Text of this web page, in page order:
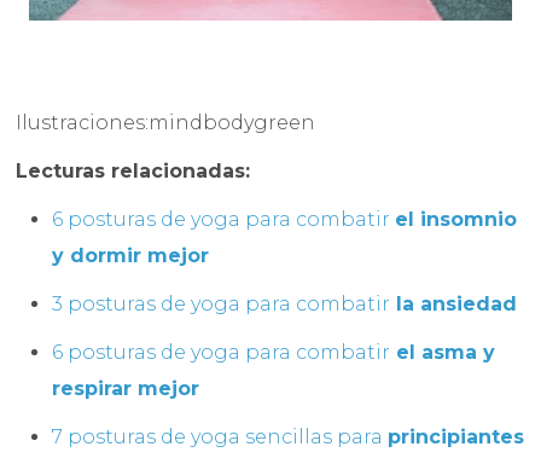
Ilustraciones:mindbodygreen
Lecturas relacionadas:
6 posturas de yoga para combatir el insomnio
y dormir mejor
3 posturas de yoga para combatir la ansiedad
6 posturas de yoga para combatir el asma y
respirar mejor
7 posturas de yoga sencillas para principiantes